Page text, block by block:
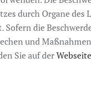
durch Organe
die
und
Sie auf der